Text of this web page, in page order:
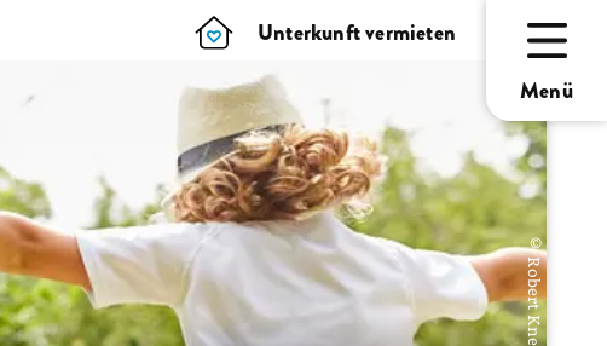
Unterkunft vermieten
Menü